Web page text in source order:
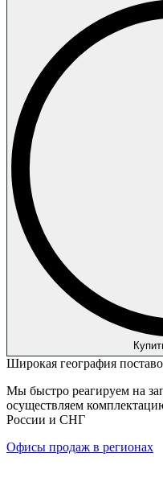
Широкая география
Мы быстро реагируем на
осуществляем
России и СНГ
Офисы продаж в регионах